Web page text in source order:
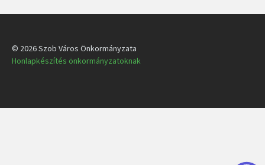
© 2026 Szob Város Önkormányzata
Honlapkészítés önkormányzatoknak